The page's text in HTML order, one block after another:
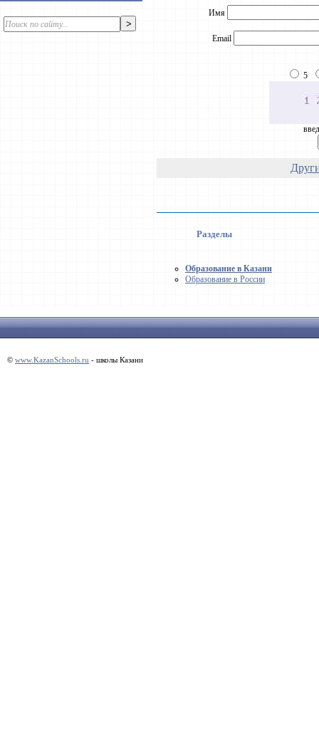
Имя
Email
5
Разделы
Образование в Казани
Образование в России
© www.KazanSchools.ru - школы Казани